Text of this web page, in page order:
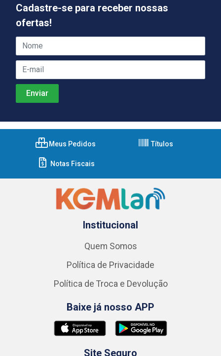
Cadastre-se para receber nossas
ofertas!
Meus Pedidos Títulos
Notas Fiscais
Institucional
Quem Somos
Política de Privacidade
Política de Troca e Devolução
Baixe já nosso APP
Site Seguro